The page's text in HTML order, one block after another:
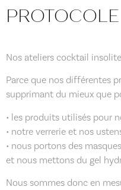
Nos ateliers cocktail
Parce que nos différentes
supprimant du mieux que
• les produits utilisés pour
• notre verrerie et nos
• nous portons des
et nous mettons du gel
Nous sommes donc en